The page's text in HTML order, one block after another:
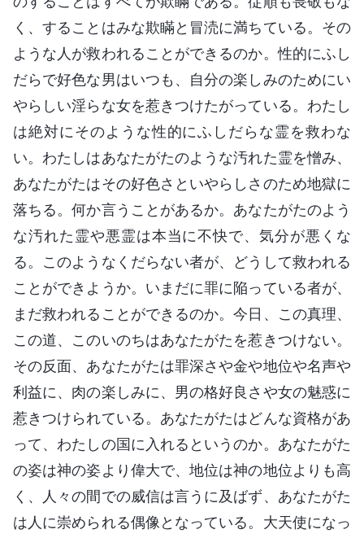
く、することはみな欺瞞と冒涜に満ちている。その
ような人が救われることができるのか。性的にふし
だらで好色な男はいつも、自分の楽しみのためにい
やらしい淫らな女を惹きつけたがっている。わたし
は絶対にそのような性的にふしだらな霊を救わな
い。わたしはあなたがたのような汚れた霊を憎み、
あなたがたはその好色さといやらしさのため地獄に
落ちる。何か言うことがあるか。あなたがたのよう
な汚れた霊や悪霊は本当に不快で、気分が悪くな
る。このようなくだらない者が、どうして救われる
ことができようか。いまだに罪に陥っている者が、
まだ救われることができるのか。今日、この真理、
この道、このいのちはあなたがたを惹きつけない。
その反面、あなたがたは罪深さや金や地位や名声や
利益に、肉の楽しみに、男の格好良さや女の魅惑に
惹きつけられている。あなたがたはどんな資格があ
って、わたしの国に入れるというのか。あなたがた
の姿は神の姿より偉大で、地位は神の地位よりも高
く、人々の間での威信は言うに及ばず、あなたがた
は人に崇められる偶像となっている。大天使になっ